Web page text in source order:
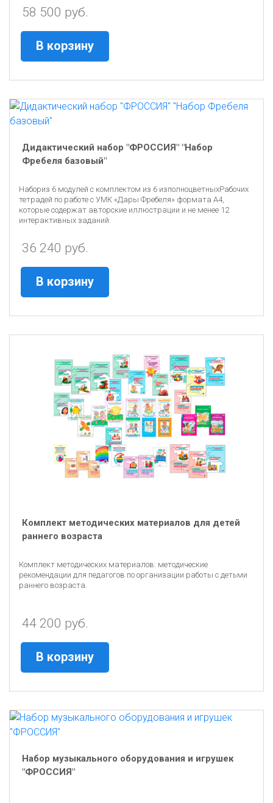
58 500 руб.
В корзину
Дидактический набор "ФРОССИЯ" "Набор
Фребеля базовый"
Набориз 6 модулей с комплектом из 6 изполноцветныхРабочих
тетрадей по работе с УМК «Дары Фребеля» формата А4,
которые содержат авторские иллюстрации и не менее 12
интерактивных заданий.
36 240 руб.
В корзину
Комплект методических материалов для детей
раннего возраста
Комплект методических материалов: методические
рекомендации для педагогов по организации работы с детьми
раннего возраста.
44 200 руб.
В корзину
Набор музыкального оборудования и игрушек
"ФРОССИЯ"